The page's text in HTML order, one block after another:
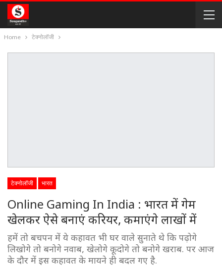
Home टेक्नोलॉजी
टेक्नोलॉजी भारत
Online Gaming In India : भारत में गेम
खेलकर ऐसे बनाएं करियर, कमाएंगे लाखों में
हमें तो बचपन में ये कहावत भी घर वाले सुनाते थे कि पढ़ोगे
लिखोगे तो बनोगे नवाब, खेलोगे कूदोगे तो बनोगे खराब. पर आज
के दौर में इस कहावत के मायने ही बदल गए है.